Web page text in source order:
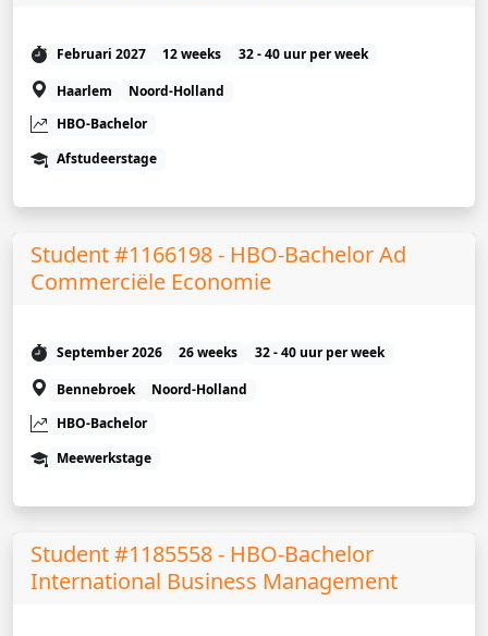
Februari 2027 12 weeks
32 - 40 uur per week
Haarlem
Noord-Holland
HBO-Bachelor
Afstudeerstage
Student #1166198 - HBO-Bachelor Ad
Commerciële Economie
September 2026 26 weeks
32 - 40 uur per week
Bennebroek
Noord-Holland
HBO-Bachelor
Meewerkstage
Student #1185558 - HBO-Bachelor
International Business Management